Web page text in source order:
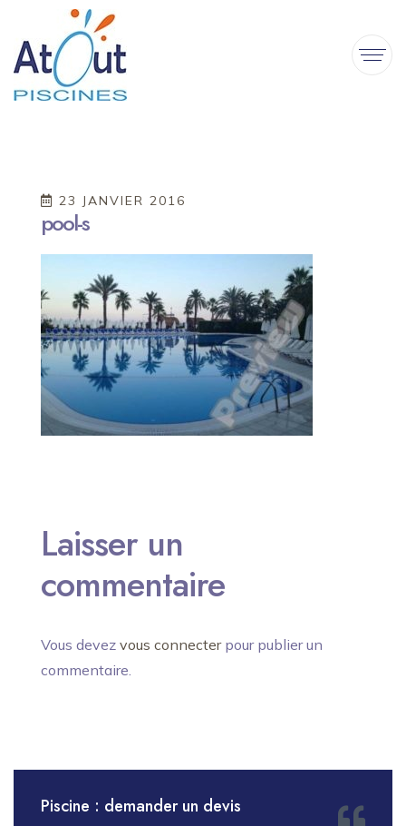
23 JANVIER 2016
pool-s
Laisser un
commentaire
Vous devez vous connecterpour publier un
commentaire.
Piscine : demander un devis